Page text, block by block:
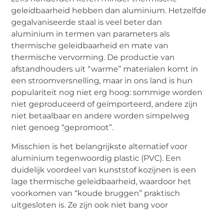
geleidbaarheid hebben dan aluminium. Hetzelfde
gegalvaniseerde staal is veel beter dan
aluminium in termen van parameters als
thermische geleidbaarheid en mate van
thermische vervorming. De productie van
afstandhouders uit “warme” materialen komt in
een stroomversnelling, maar in ons land is hun
populariteit nog niet erg hoog: sommige worden
niet geproduceerd of geïmporteerd, andere zijn
niet betaalbaar en andere worden simpelweg
niet genoeg “gepromoot”.
Misschien is het belangrijkste alternatief voor
aluminium tegenwoordig plastic (PVC). Een
duidelijk voordeel van kunststof kozijnen is een
lage thermische geleidbaarheid, waardoor het
voorkomen van “koude bruggen” praktisch
uitgesloten is. Ze zijn ook niet bang voor